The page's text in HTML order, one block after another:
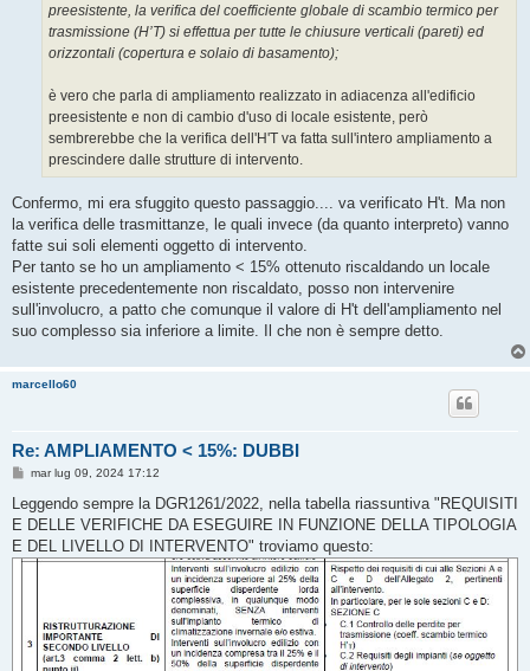
preesistente, la verifica del coefficiente globale di scambio termico per
trasmissione (H’T) si effettua per tutte le chiusure verticali (pareti) ed
orizzontali (copertura e solaio di basamento);
è vero che parla di ampliamento realizzato in adiacenza all'edificio
preesistente e non di cambio d'uso di locale esistente, però
sembrerebbe che la verifica dell'H'T va fatta sull'intero ampliamento a
prescindere dalle strutture di intervento.
Confermo, mi era sfuggito questo passaggio.... va verificato H't. Ma non
la verifica delle trasmittanze, le quali invece (da quanto interpreto) vanno
fatte sui soli elementi oggetto di intervento.
Per tanto se ho un ampliamento < 15% ottenuto riscaldando un locale
esistente precedentemente non riscaldato, posso non intervenire
sull'involucro, a patto che comunque il valore di H't dell'ampliamento nel
suo complesso sia inferiore a limite. Il che non è sempre detto.
marcello60
Re: AMPLIAMENTO < 15%: DUBBI
M
s
s
a
g
g
mar lug 09, 2024 17:12
Leggendo sempre la DGR1261/2022, nella tabella riassuntiva "REQUISITI
E DELLE VERIFICHE DA ESEGUIRE IN FUNZIONE DELLA TIPOLOGIA
E DEL LIVELLO DI INTERVENTO" troviamo questo: